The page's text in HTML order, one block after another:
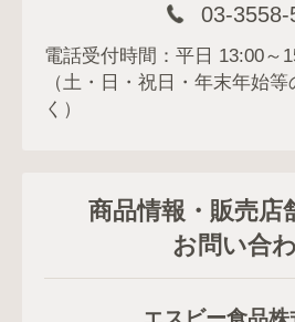
03-3558-
電話受付時間：平日 13:00～
（土・日・祝日・年末年始
く）
商品情報・販売店
お問い合